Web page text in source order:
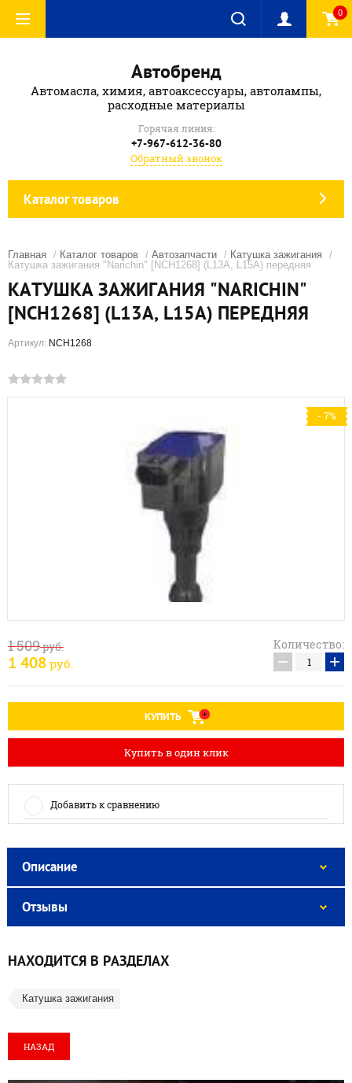
0
Автобренд
Автомасла, химия, автоаксессуары, автолампы,
расходные материалы
Горячая линия:
+7-967-612-36-80
Обратный звонок
Каталог товаров
Главная / Каталог товаров / Автозапчасти / Катушка зажигания
/
Катушка зажигания "Narichin" [NCH1268] (L13A, L15A) передняя
КАТУШКА ЗАЖИГАНИЯ "NARICHIN"
[NCH1268] (L13A, L15A) ПЕРЕДНЯЯ
Артикул: NCH1268
- 7%
1 509руб.
1 408 руб.
Количество:
− +
КУПИТЬ
Купить в один клик
Добавить к сравнению
Описание
Отзывы
НАХОДИТСЯ В РАЗДЕЛАХ
Катушка зажигания
НАЗАД